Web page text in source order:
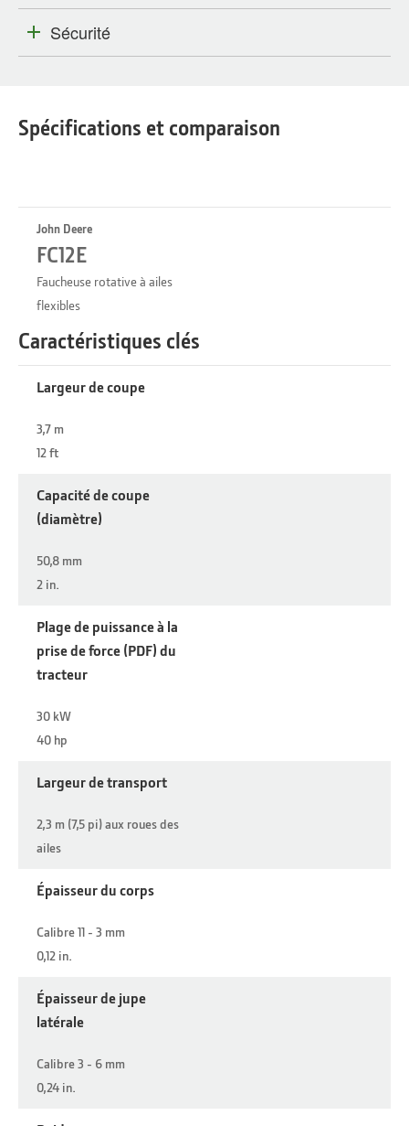
Sécurité
Spécifications et comparaison
John Deere
FC12E
Faucheuse rotative à ailes
flexibles
Largeur de coupe
3,7 m
12 ft
Capacité de coupe
(diamètre)
50,8 mm
2 in.
Plage de puissance à la
prise de force (PDF) du
tracteur
30 kW
40 hp
Largeur de transport
2,3 m (7,5 pi) aux roues des
ailes
Épaisseur du corps
Calibre 11 - 3 mm
0,12 in.
Épaisseur de jupe
latérale
Calibre 3 - 6 mm
0,24 in.
Caractéristiques clés